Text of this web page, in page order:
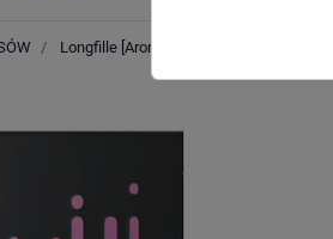
Longfille [Aromaty na 60ml]